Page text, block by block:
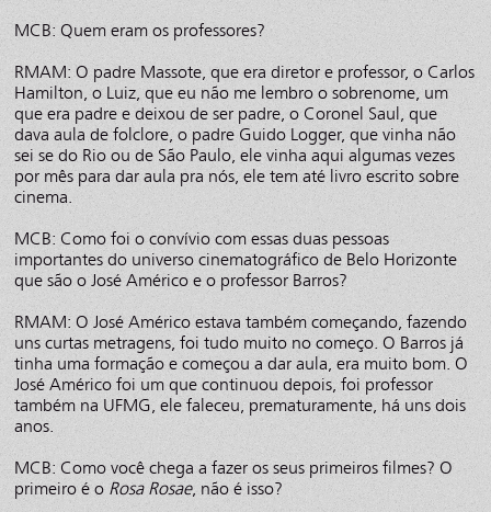
MCB: Quem eram os professores?
RMAM: O padre Massote, que era diretor e professor, o Carlos
Hamilton, o Luiz, que eu não me lembro o sobrenome, um
que era padre e deixou de ser padre, o Coronel Saul, que
dava aula de folclore, o padre Guido Logger, que vinha não
sei se do Rio ou de São Paulo, ele vinha aqui algumas vezes
por mês para dar aula pra nós, ele tem até livro escrito sobre
cinema.
MCB: Como foi o convívio com essas duas pessoas
importantes do universo cinematográfico de Belo Horizonte
que são o José Américo e o professor Barros?
RMAM: O José Américo estava também começando, fazendo
uns curtas metragens, foi tudo muito no começo. O Barros já
tinha uma formação e começou a dar aula, era muito bom. O
José Américo foi um que continuou depois, foi professor
também na UFMG, ele faleceu, prematuramente, há uns dois
anos.
MCB: Como você chega a fazer os seus primeiros filmes? O
primeiro é o Rosa Rosae, não é isso?